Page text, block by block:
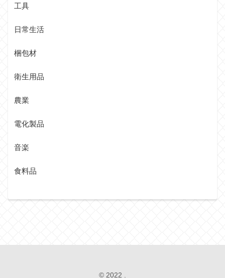
工具
日常生活
梱包材
衛生用品
農業
電化製品
音楽
食料品
© 2022 .